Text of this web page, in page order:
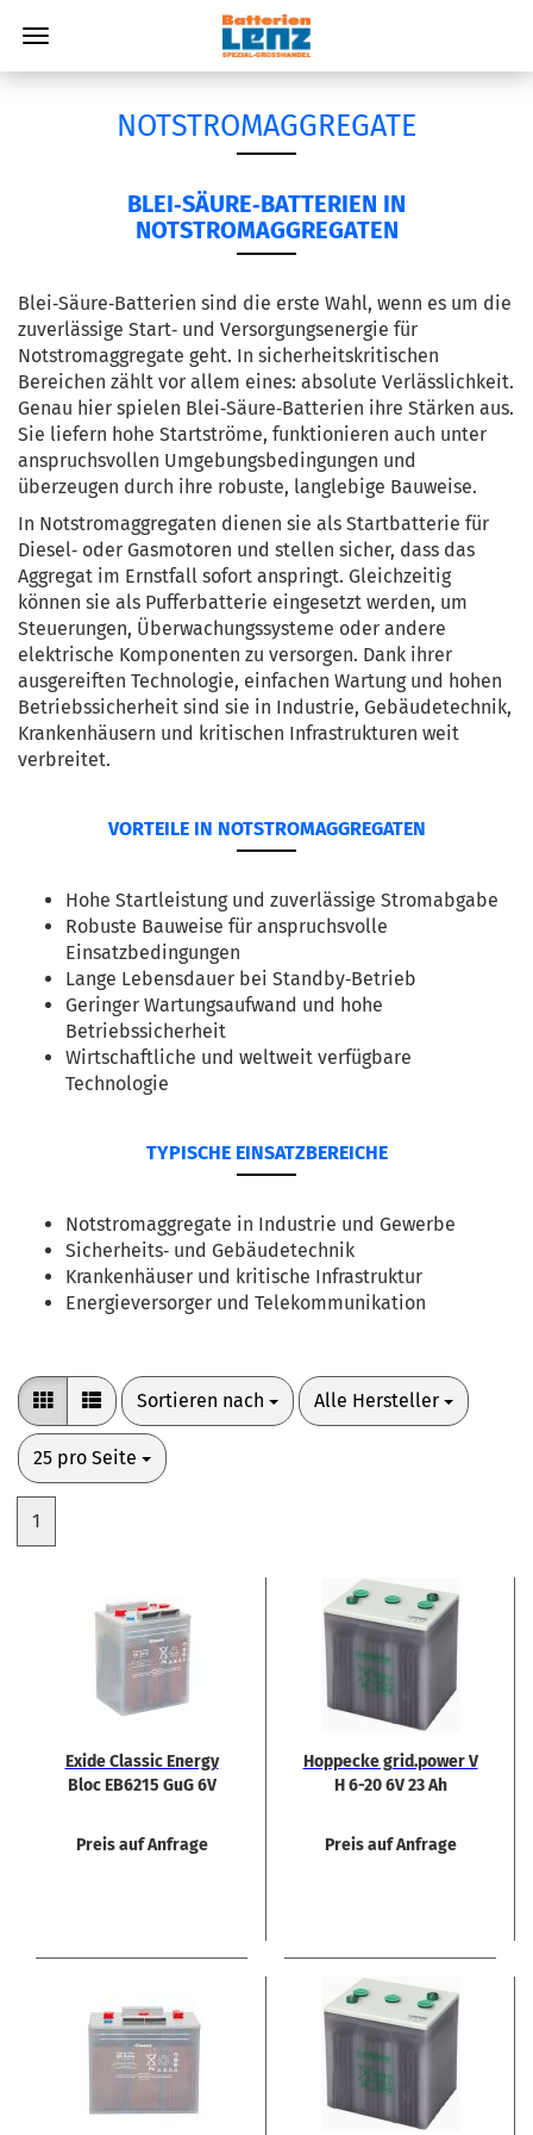
NOTSTROMAGGREGATE
BLEI‑SÄURE‑BATTERIEN IN
NOTSTROMAGGREGATEN
Blei‑Säure‑Batterien sind die erste Wahl, wenn es um die
zuverlässige Start‑ und Versorgungsenergie für
Notstromaggregate geht. In sicherheitskritischen
Bereichen zählt vor allem eines: absolute Verlässlichkeit.
Genau hier spielen Blei‑Säure‑Batterien ihre Stärken aus.
Sie liefern hohe Startströme, funktionieren auch unter
anspruchsvollen Umgebungsbedingungen und
überzeugen durch ihre robuste, langlebige Bauweise.
In Notstromaggregaten dienen sie als Startbatterie für
Diesel‑ oder Gasmotoren und stellen sicher, dass das
Aggregat im Ernstfall sofort anspringt. Gleichzeitig
können sie als Pufferbatterie eingesetzt werden, um
Steuerungen, Überwachungssysteme oder andere
elektrische Komponenten zu versorgen. Dank ihrer
ausgereiften Technologie, einfachen Wartung und hohen
Betriebssicherheit sind sie in Industrie, Gebäudetechnik,
Krankenhäusern und kritischen Infrastrukturen weit
verbreitet.
VORTEILE IN NOTSTROMAGGREGATEN
Hohe Startleistung und zuverlässige Stromabgabe
Robuste Bauweise für anspruchsvolle
Einsatzbedingungen
Lange Lebensdauer bei Standby‑Betrieb
Geringer Wartungsaufwand und hohe
Betriebssicherheit
Wirtschaftliche und weltweit verfügbare
Technologie
TYPISCHE EINSATZBEREICHE
Notstromaggregate in Industrie und Gewerbe
Sicherheits‑ und Gebäudetechnik
Krankenhäuser und kritische Infrastruktur
Energieversorger und Telekommunikation
Sortieren nach
Sortieren nach Alle Hersteller
pro Seite
25 pro Seite
pro Seite
1
Exide Clas­sic En­er­gy
Bloc EB6215 GuG 6V
Preis auf Anfrage
Hop­pe­cke grid.power V
H 6-20 6V 23 Ah
Preis auf Anfrage